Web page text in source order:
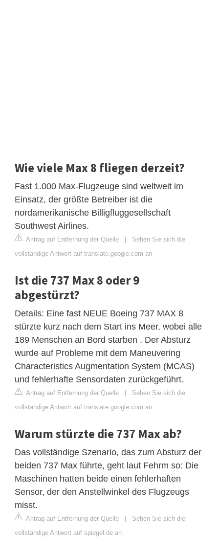
Wie viele Max 8 fliegen derzeit?
Fast 1.000 Max-Flugzeuge sind weltweit im
Einsatz, der größte Betreiber ist die
nordamerikanische Billigfluggesellschaft
Southwest Airlines.
Antrag auf Entfernung der Quelle | Sehen Sie sich die
vollständige Antwort auf translate.google.com an
Ist die 737 Max 8 oder 9
abgestürzt?
Details: Eine fast NEUE Boeing 737 MAX 8
stürzte kurz nach dem Start ins Meer, wobei alle
189 Menschen an Bord starben . Der Absturz
wurde auf Probleme mit dem Maneuvering
Characteristics Augmentation System (MCAS)
und fehlerhafte Sensordaten zurückgeführt.
Antrag auf Entfernung der Quelle | Sehen Sie sich die
vollständige Antwort auf translate.google.com an
Warum stürzte die 737 Max ab?
Das vollständige Szenario, das zum Absturz der
beiden 737 Max führte, geht laut Fehrm so: Die
Maschinen hatten beide einen fehlerhaften
Sensor, der den Anstellwinkel des Flugzeugs
misst.
Antrag auf Entfernung der Quelle | Sehen Sie sich die
vollständige Antwort auf spiegel.de an